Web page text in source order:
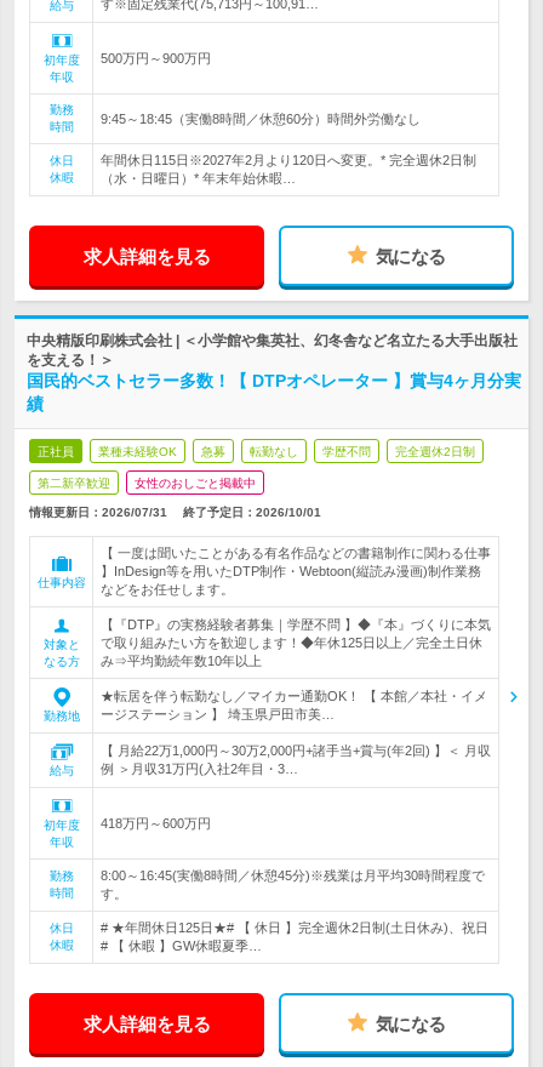
給与
す※固定残業代(75,713円～100,91…
初年度
年収
500万円～900万円
勤務
時間
9:45～18:45（実働8時間／休憩60分）時間外労働なし
休日
休暇
年間休日115日※2027年2月より120日へ変更。* 完全週休2日制
（水・日曜日）* 年末年始休暇…
求人詳細を見る 気になる
中央精版印刷株式会社 | ＜小学館や集英社、幻冬舎など名立たる大手出版社
を支える！＞
国民的ベストセラー多数！【 DTPオペレーター 】賞与4ヶ月分実
績
正社員 業種未経験OK 急募 転勤なし 学歴不問 完全週休2日制
第二新卒歓迎 女性のおしごと掲載中
情報更新日：2026/07/31 終了予定日： 2026/10/01
仕事内容
【 一度は聞いたことがある有名作品などの書籍制作に関わる仕事
】InDesign等を用いたDTP制作・Webtoon(縦読み漫画)制作業務
などをお任せします。
対象と
なる方
【『DTP』の実務経験者募集｜学歴不問 】◆『本』づくりに本気
で取り組みたい方を歓迎します！◆年休125日以上／完全土日休
み⇒平均勤続年数10年以上
勤務地
★転居を伴う転勤なし／マイカー通勤OK！ 【 本館／本社・イメ
ージステーション 】 埼玉県戸田市美…
給与
【 月給22万1,000円～30万2,000円+諸手当+賞与(年2回) 】＜ 月収
例 ＞月収31万円(入社2年目・3…
初年度
年収
418万円～600万円
勤務
時間
8:00～16:45(実働8時間／休憩45分)※残業は月平均30時間程度で
す。
休日
休暇
# ★年間休日125日★# 【 休日 】完全週休2日制(土日休み)、祝日
# 【 休暇 】GW休暇夏季…
求人詳細を見る 気になる